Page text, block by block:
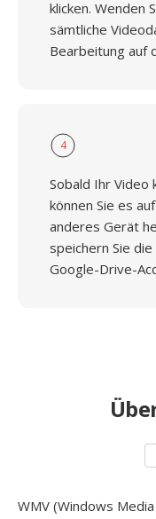
klicken. Wenden
sämtliche
Bearbeitung auf
4
Sobald Ihr
können Sie es
anderes Gerät
speichern Sie
Google-Drive-
WMV (Windows